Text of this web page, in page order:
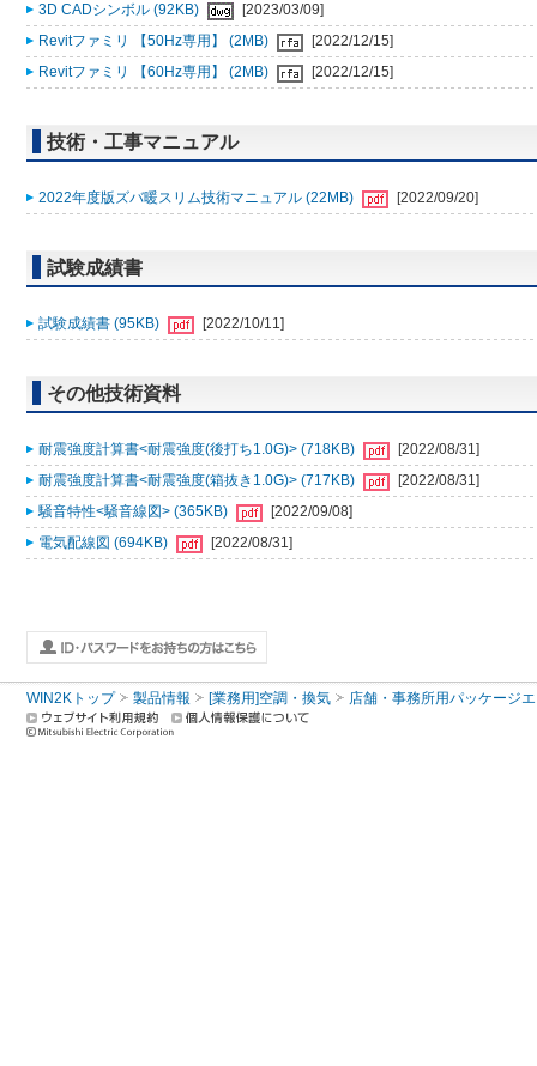
3D CADシンボル (92KB)
[2023/03/09]
Revitファミリ 【50Hz専用】 (2MB)
[2022/12/15]
Revitファミリ 【60Hz専用】 (2MB)
[2022/12/15]
技術・工事マニュアル
2022年度版ズバ暖スリム技術マニュアル (22MB) [2022/09/20]
試験成績書
試験成績書 (95KB) [2022/10/11]
その他技術資料
耐震強度計算書<耐震強度(後打ち1.0G)> (718KB)
[2022/08/31]
耐震強度計算書<耐震強度(箱抜き1.0G)> (717KB)
[2022/08/31]
騒音特性<騒音線図> (365KB)
[2022/09/08]
電気配線図 (694KB)
[2022/08/31]
WIN2Kトップ 製品情報 [業務用]空調・換気 店舗・事務所用パッケージ